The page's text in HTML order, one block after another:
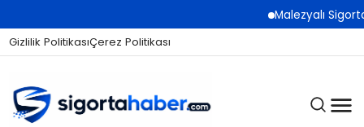
Malezyalı Sigorta
Gizlilik PolitikasıÇerez Politikası